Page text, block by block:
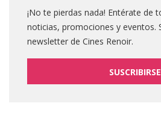
¡No te pierdas nada! Entérate de
noticias, promociones y eventos.
newsletter de Cines Renoir.
SUSCRIBIRSE